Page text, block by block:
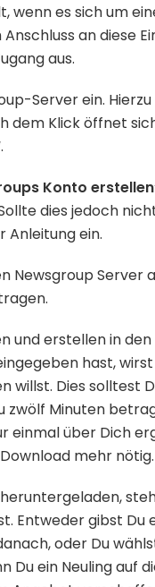
wenn es sich um
an diese
aus.
Server ein.
dem Klick öffnet
Konto
dies jedoch
Anleitung ein.
Newsgroup Server
und erstellen in
hast,
willst. Dies solltest
zwölf Minuten
einmal über Dich
mehr nötig.
Entweder gibst
oder Du
Du ein Neuling auf